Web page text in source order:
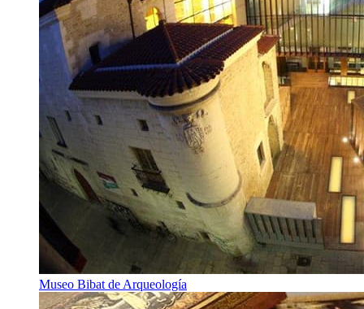
Museo Bibat de Arqueología